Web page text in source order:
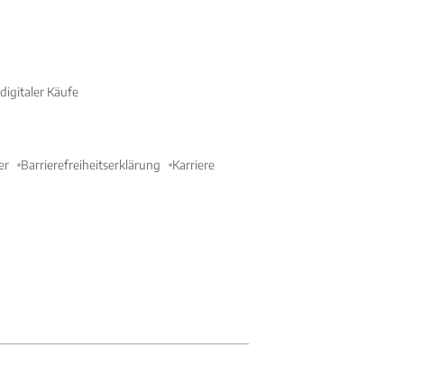
Käufe
Barrierefreiheitserklärung Karriere